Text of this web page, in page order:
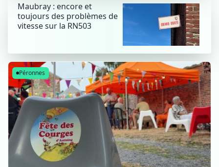
Maubray : encore et
toujours des problèmes de
vitesse sur la RN503
Péronnes